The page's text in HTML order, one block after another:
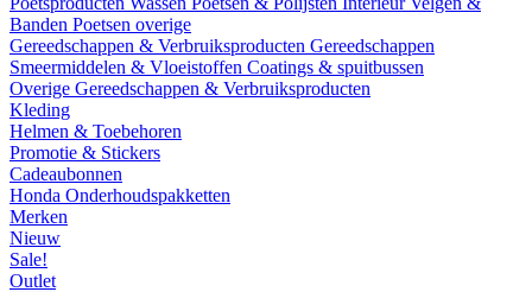
Banden Poetsen overige
Gereedschappen & Verbruiksproducten Gereedschappen
Smeermiddelen & Vloeistoffen Coatings & spuitbussen
Overige Gereedschappen & Verbruiksproducten
Kleding
Helmen & Toebehoren
Promotie & Stickers
Cadeaubonnen
Honda Onderhoudspakketten
Merken
Nieuw
Sale!
Outlet